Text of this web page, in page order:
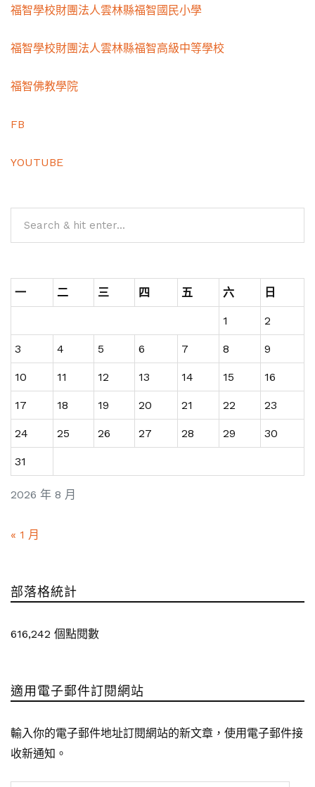
福智學校財團法人雲林縣福智國民小學
福智學校財團法人雲林縣福智高級中等學校
福智佛教學院
FB
YOUTUBE
2026 年 8 月
一 二 三 四 五 六 日
1 2
3 4 5 6 7 8 9
10 11 12 13 14 15 16
17 18 19 20 21 22 23
24 25 26 27 28 29 30
31
« 1 月
部落格統計
616,242 個點閱數
適用電子郵件訂閱網站
輸入你的電子郵件地址訂閱網站的新文章，使用電子郵件接
收新通知。